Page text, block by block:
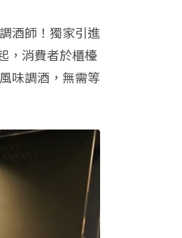
酒師！獨家引進
，消費者於櫃檯
味調酒，無需等